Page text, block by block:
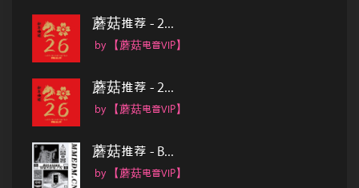
蘑菇推荐 - 2...
by 【蘑菇电音VIP】
蘑菇推荐 - 2...
by 【蘑菇电音VIP】
蘑菇推荐 - B...
by 【蘑菇电音VIP】